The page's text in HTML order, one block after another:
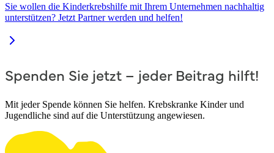
Sie wollen die Kinderkrebshilfe mit Ihrem Unternehmen nachhaltig
unterstützen? Jetzt Partner werden und helfen!
Spenden Sie jetzt – jeder Beitrag hilft!
Mit jeder Spende können Sie helfen. Krebskranke Kinder und
Jugendliche sind auf die Unterstützung angewiesen.